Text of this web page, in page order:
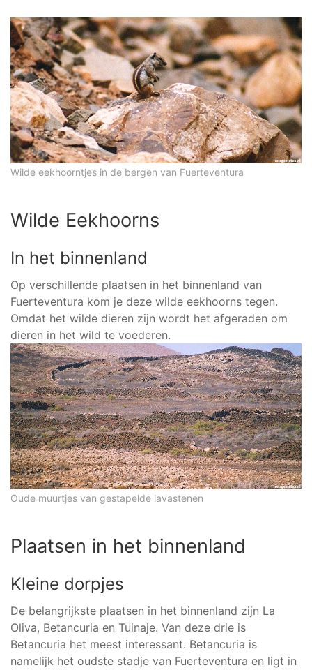
Wilde eekhoorntjes in de bergen van Fuerteventura
Wilde Eekhoorns
In het binnenland
Op verschillende plaatsen in het binnenland van
Fuerteventura kom je deze wilde eekhoorns tegen.
Omdat het wilde dieren zijn wordt het afgeraden om
dieren in het wild te voederen.
Oude muurtjes van gestapelde lavastenen
Plaatsen in het binnenland
Kleine dorpjes
De belangrijkste plaatsen in het binnenland zijn La
Oliva, Betancuria en Tuinaje. Van deze drie is
Betancuria het meest interessant. Betancuria is
namelijk het oudste stadje van Fuerteventura en ligt in